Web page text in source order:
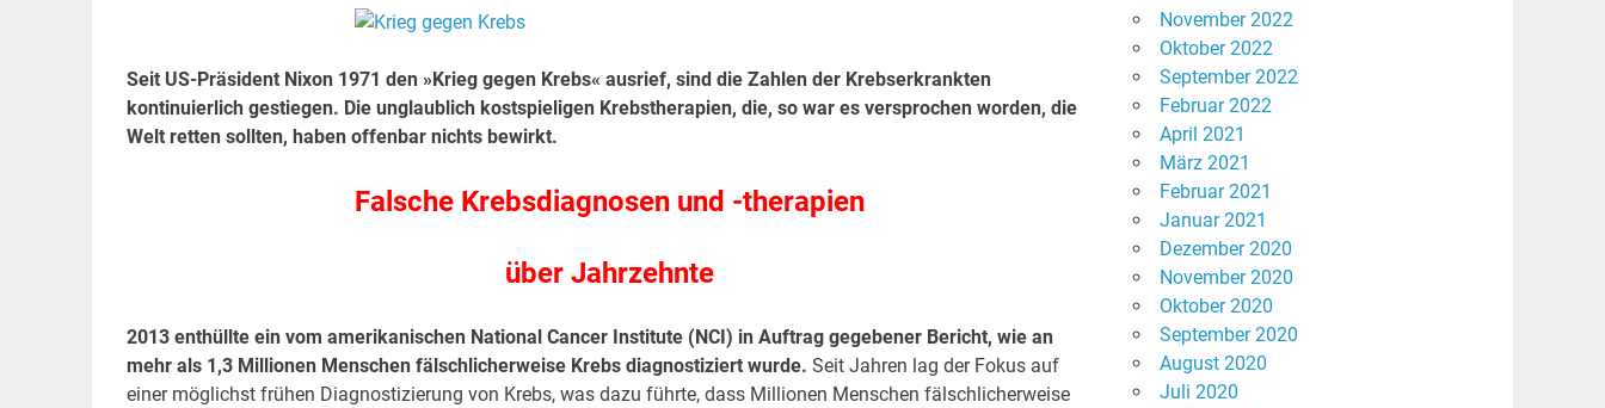
Seit US-Präsident Nixon 1971 den »Krieg gegen Krebs« ausrief, sind die Zahlen der Krebserkrankten
kontinuierlich gestiegen. Die unglaublich kostspieligen Krebstherapien, die, so war es versprochen worden, die
Welt retten sollten, haben offenbar nichts bewirkt.
Falsche Krebsdiagnosen und -therapien
über Jahrzehnte
2013 enthüllte ein vom amerikanischen National Cancer Institute (NCI) in Auftrag gegebener Bericht, wie an
mehr als 1,3 Millionen Menschen fälschlicherweise Krebs diagnostiziert wurde. Seit Jahren lag der Fokus auf
einer möglichst frühen Diagnostizierung von Krebs, was dazu führte, dass Millionen Menschen fälschlicherweise
November 2022
Oktober 2022
September 2022
Februar 2022
April 2021
März 2021
Februar 2021
Januar 2021
Dezember 2020
November 2020
Oktober 2020
September 2020
August 2020
Juli 2020